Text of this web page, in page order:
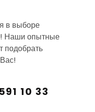
в выборе
Наши опытные
подобрать
10 33